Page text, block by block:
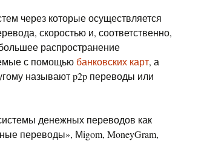
через которые осуществляется
скоростью и, соответственно,
распространение
с помощью банковских карт, а
называют p2p переводы или
денежных переводов как
переводы», Мigom, MoneyGram,